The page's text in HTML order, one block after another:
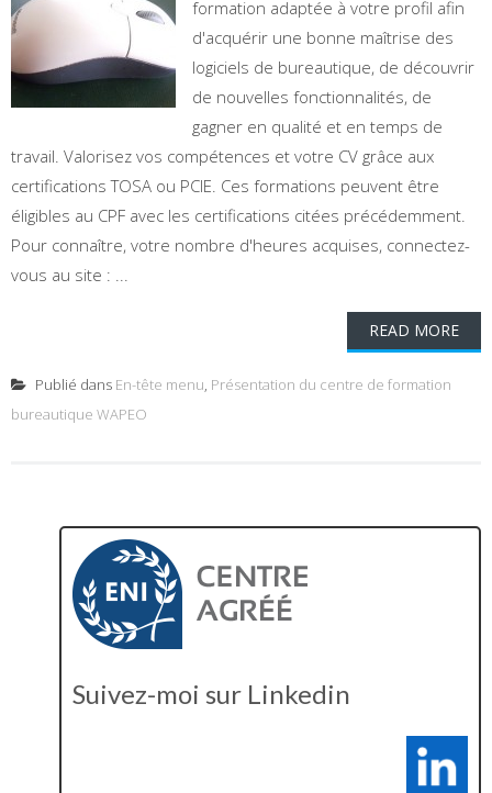
formation adaptée à votre profil afin
d'acquérir une bonne maîtrise des
logiciels de bureautique, de découvrir
de nouvelles fonctionnalités, de
gagner en qualité et en temps de
travail. Valorisez vos compétences et votre CV grâce aux
certifications TOSA ou PCIE. Ces formations peuvent être
éligibles au CPF avec les certifications citées précédemment.
Pour connaître, votre nombre d'heures acquises, connectez-
vous au site : ...
READ MORE
Publié dans En-tête menu, Présentation du centre de formation
bureautique WAPEO
Suivez-moi sur Linkedin